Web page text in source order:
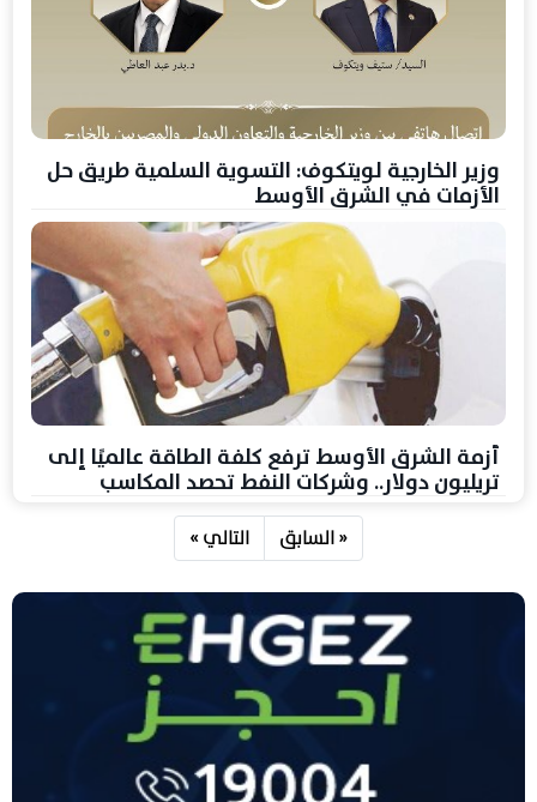
وزير الخارجية لويتكوف: التسوية السلمية طريق حل
الأزمات في الشرق الأوسط
أزمة الشرق الأوسط ترفع كلفة الطاقة عالميًا إلى
تريليون دولار.. وشركات النفط تحصد المكاسب
« السابق التالي »